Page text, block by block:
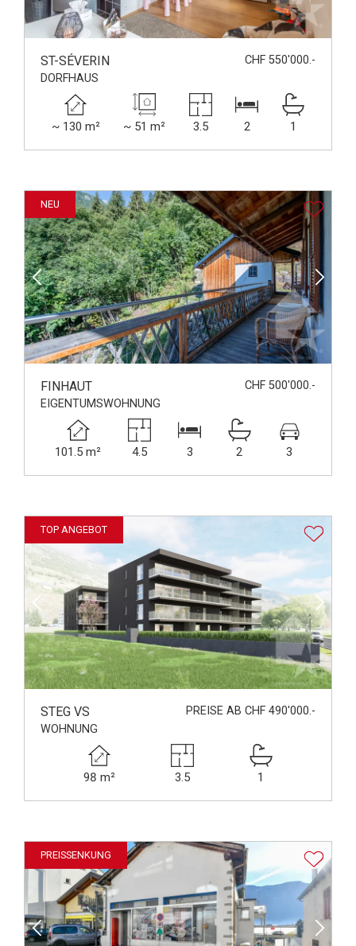
ST-SÉVERIN
CHF 550'000.-
DORFHAUS
~ 130 m² ~ 51 m² 3.5 2 1
NEU
FINHAUT
CHF 500'000.-
EIGENTUMSWOHNUNG
101.5 m² 4.5 3 2 3
TOP ANGEBOT
STEG VS
PREISE AB CHF 490'000.-
WOHNUNG
98 m² 3.5 1
PREISSENKUNG